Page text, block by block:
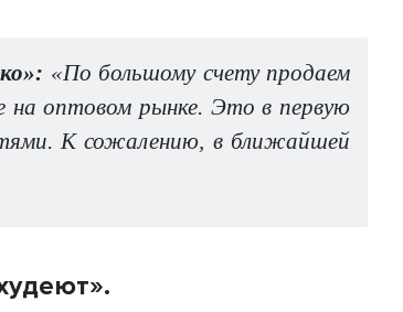
«По большому счету продаем
на оптовом рынке. Это в первую
К сожалению, в ближайшей